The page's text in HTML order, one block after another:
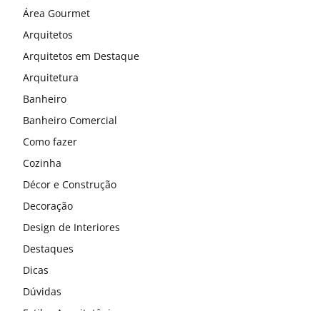
Área Gourmet
Arquitetos
Arquitetos em Destaque
Arquitetura
Banheiro
Banheiro Comercial
Como fazer
Cozinha
Décor e Construção
Decoração
Design de Interiores
Destaques
Dicas
Dúvidas